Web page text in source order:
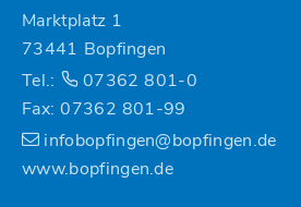
Marktplatz 1
73441 Bopfingen
Tel.:
07362 801-0
Fax: 07362 801-99
infobopfingen@bopfingen.de
www.bopfingen.de